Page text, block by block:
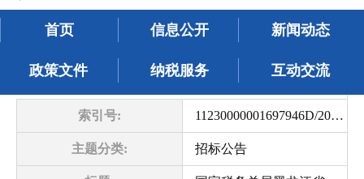
首页 信息公开 新闻动态
政策文件 纳税服务 互动交流
索引号: 11230000001697946D/2024-00604
主题分类: 招标公告